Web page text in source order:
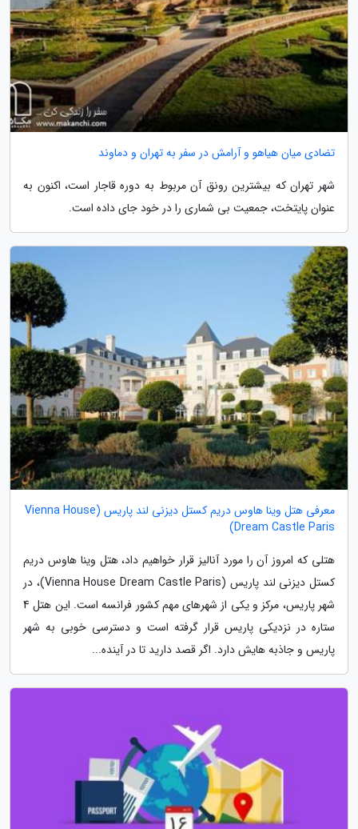
تضادی میان هیاهو و آرامش در سفر به تهران و دماوند
شهر تهران که بیشترین رونق آن مربوط به دوره قاجار است، اکنون به
عنوان پایتخت، جمعیت بی شماری را در خود جای داده است.
معرفی هتل وینا هاوس دریم کستل دیزنی لند پاریس (Vienna House
Dream Castle Paris)
هتلی که امروز آن را مورد آنالیز قرار خواهیم داد، هتل وینا هاوس دریم
کستل دیزنی لند پاریس (Vienna House Dream Castle Paris)، در
شهر پاریس، مرکز و یکی از شهرهای مهم کشور فرانسه است. این هتل 4
ستاره در نزدیکی پاریس قرار گرفته است و دسترسی خوبی به شهر
پاریس و جاذبه هایش دارد. اگر قصد دارید تا در آینده...